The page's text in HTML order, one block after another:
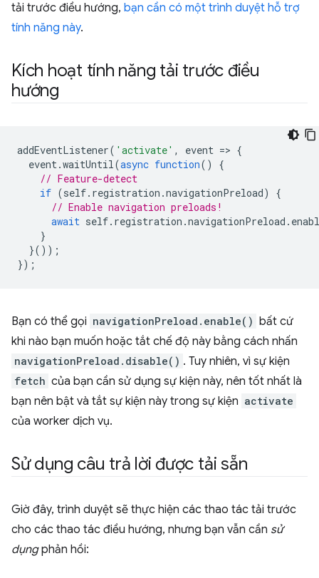
tải trước điều hướng, bạn cần có một trình duyệt hỗ trợ
tính năng này.
Kích hoạt tính năng tải trước điều
hướng
addEventListener( 'activate' , event => {
event.waitUntil(async function()
{
// Feature-detect
if (self. registration .navigationPreload)
{
// Enable navigation preloads!
await self. registration .navigationPreload .
}
}());
});
Bạn có thể gọi navigationPreload.enable() bất cứ
khi nào bạn muốn hoặc tắt chế độ này bằng cách nhấn
navigationPreload.disable() . Tuy nhiên, vì sự kiện
fetch của bạn cần sử dụng sự kiện này, nên tốt nhất là
bạn nên bật và tắt sự kiện này trong sự kiện activate
của worker dịch vụ.
Sử dụng câu trả lời được tải sẵn
Giờ đây, trình duyệt sẽ thực hiện các thao tác tải trước
cho các thao tác điều hướng, nhưng bạn vẫn cần sử
dụngphản hồi: